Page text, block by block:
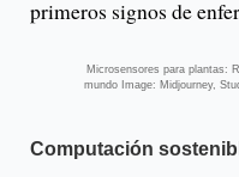
primeros signos de
Microsensores para plantas:
mundo Image: Midjourney,
Computación